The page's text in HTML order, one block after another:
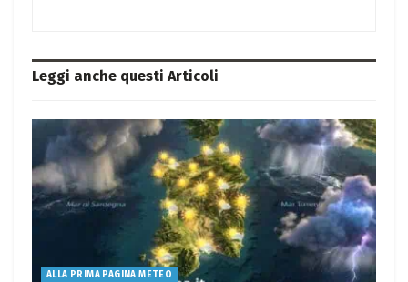
Leggi anche questi Articoli
ALLA PRIMA PAGINA METEO